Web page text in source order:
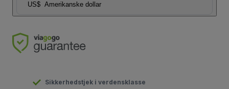
US$ Amerikanske dollar
Sikkerhedstjek i verdensklasse